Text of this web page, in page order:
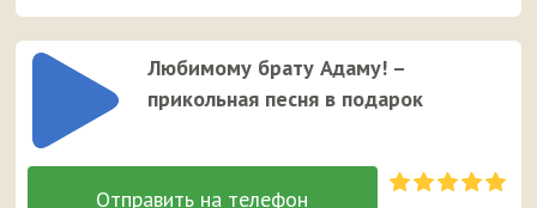
вы могли удивить и порадовать вашего друга,
любимого мужчину или знакомого мальчика с таким
именем в день его рождения.
Любимому брату Адаму! –
прикольная песня в подарок